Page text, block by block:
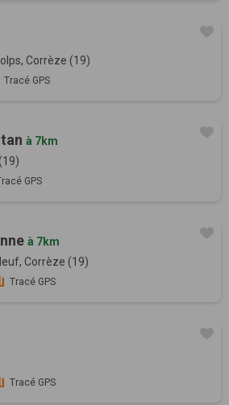
Corrèze (19)
Tracé GPS
à 7km
GPS
à 7km
Corrèze (19)
Tracé GPS
Tracé GPS